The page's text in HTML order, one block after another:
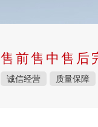
售前售中售后
诚信经营 质量保障